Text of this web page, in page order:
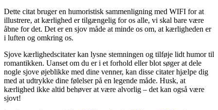
Dette citat bruger en humoristisk sammenligning med WIFI for at
illustrere, at kærlighed er tilgængelig for os alle, vi skal bare være
åbne for det. Det er en sjov måde at minde os om, at kærligheden er
i luften og omkring os.
Sjove kærlighedscitater kan lysne stemningen og tilføje lidt humor til
romantikken. Uanset om du er i et forhold eller blot søger at dele
nogle sjove øjeblikke med dine venner, kan disse citater hjælpe dig
med at udtrykke dine følelser på en legende måde. Husk, at
kærlighed ikke altid behøver at være alvorlig – det kan også være
sjovt!